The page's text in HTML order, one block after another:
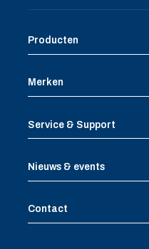
Producten
Merken
Service & Support
Nieuws & events
Contact